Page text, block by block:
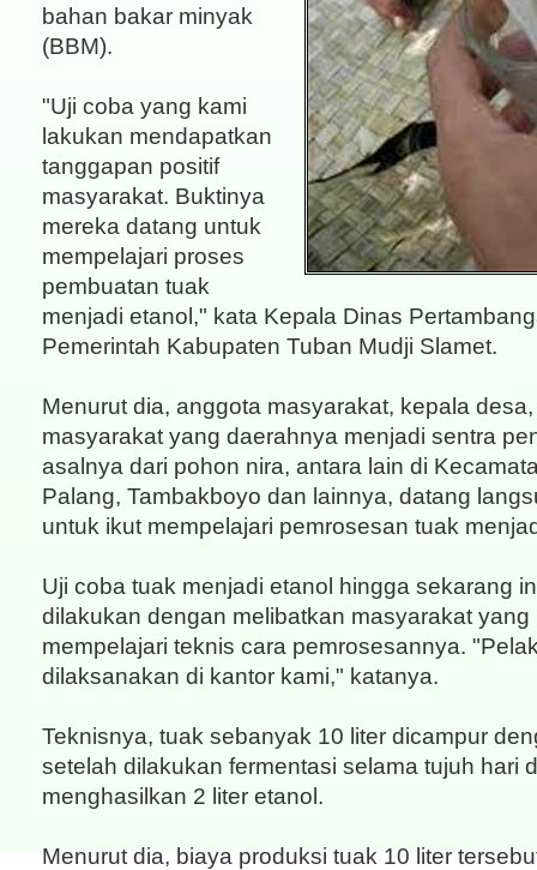
bahan bakar minyak
(BBM).
"Uji coba yang kami
lakukan mendapatkan
tanggapan positif
masyarakat. Buktinya
mereka datang untuk
mempelajari proses
pembuatan tuak
menjadi etanol," kata Kepala Dinas
Pemerintah Kabupaten Tuban Mudji Slamet.
Menurut dia, anggota masyarakat, kepala
masyarakat yang daerahnya menjadi sentra
asalnya dari pohon nira, antara lain di
Palang, Tambakboyo dan lainnya, datang
untuk ikut mempelajari pemrosesan tuak
Uji coba tuak menjadi etanol hingga sekarang
dilakukan dengan melibatkan masyarakat yang
mempelajari teknis cara pemrosesannya.
dilaksanakan di kantor kami," katanya.
Teknisnya, tuak sebanyak 10 liter dicampur
setelah dilakukan fermentasi selama tujuh hari
menghasilkan 2 liter etanol.
Menurut dia, biaya produksi tuak 10 liter